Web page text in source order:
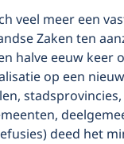
veel meer een
Zaken ten
halve eeuw keer
op een
deed het